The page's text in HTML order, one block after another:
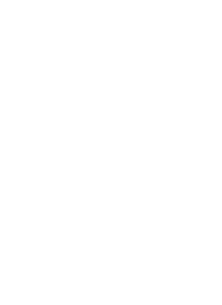
차단됩니다.